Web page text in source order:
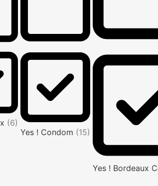
(6)
Yes ! Condom (15)
Yes ! Bordeaux